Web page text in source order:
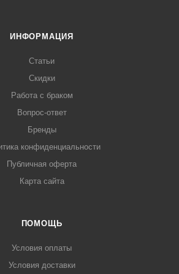
ИНФОРМАЦИЯ
Статьи
Скидки
Работа с браком
Вопрос-ответ
Бренды
конфиденциальности
Публичная оферта
Карта сайта
ПОМОЩЬ
Условия оплаты
Условия доставки